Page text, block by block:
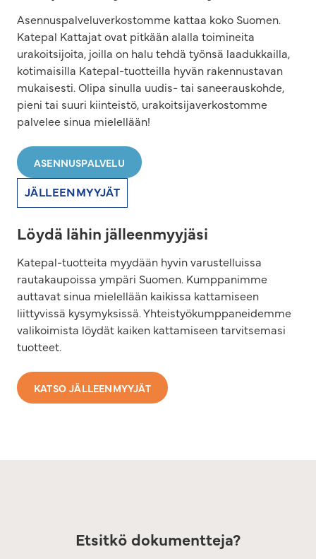
Asennuspalveluverkostomme kattaa koko Suomen.
Katepal Kattajat ovat pitkään alalla toimineita
urakoitsijoita, joilla on halu tehdä työnsä laadukkailla,
kotimaisilla Katepal-tuotteilla hyvän rakennustavan
mukaisesti. Olipa sinulla uudis- tai saneerauskohde,
pieni tai suuri kiinteistö, urakoitsijaverkostomme
palvelee sinua mielellään!
ASENNUSPALVELU
JÄLLEENMYYJÄT
Löydä lähin jälleenmyyjäsi
Katepal-tuotteita myydään hyvin varustelluissa
rautakaupoissa ympäri Suomen. Kumppanimme
auttavat sinua mielellään kaikissa kattamiseen
liittyvissä kysymyksissä. Yhteistyökumppaneidemme
valikoimista löydät kaiken kattamiseen tarvitsemasi
tuotteet.
KATSO JÄLLEENMYYJÄT
Etsitkö dokumentteja?